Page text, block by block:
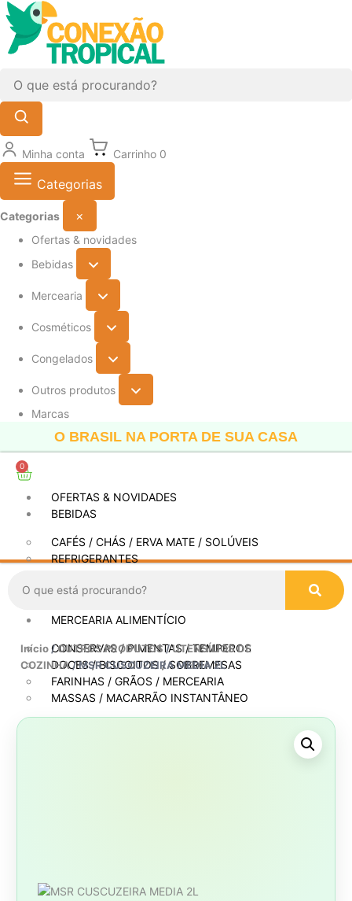
Minha conta Carrinho 0
Categorias
Categorias ×
Ofertas & novidades
Bebidas
Mercearia
Cosméticos
Congelados
Outros produtos
Marcas
O BRASIL NA PORTA DE SUA CASA
0
OFERTAS & NOVIDADES
BEBIDAS
CAFÉS / CHÁS / ERVA MATE / SOLÚVEIS
REFRIGERANTES
OUTRAS BEBIDAS
MERCEARIA ALIMENTÍCIO
CONSERVAS / PIMENTAS / TEMPEROS
DOCES / BISCOITOS / SOBREMESAS
FARINHAS / GRÃOS / MERCEARIA
MASSAS / MACARRÃO INSTANTÂNEO
OUTROS PRODUTOS
Início/OUTROS PRODUTOS/UTENSÍLIOS DE
COZINHA/ MSR CUSCUZEIRA MEDIA 2L